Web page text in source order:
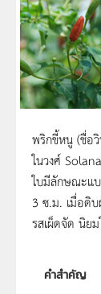
พริกขี้หนู (ชื่อ
ในวงศ์
ใบมีลักษณะแบ
3 ซ.ม. เมื่อดิบ
รสเผ็ดจัด นิย
คำสำคัญ